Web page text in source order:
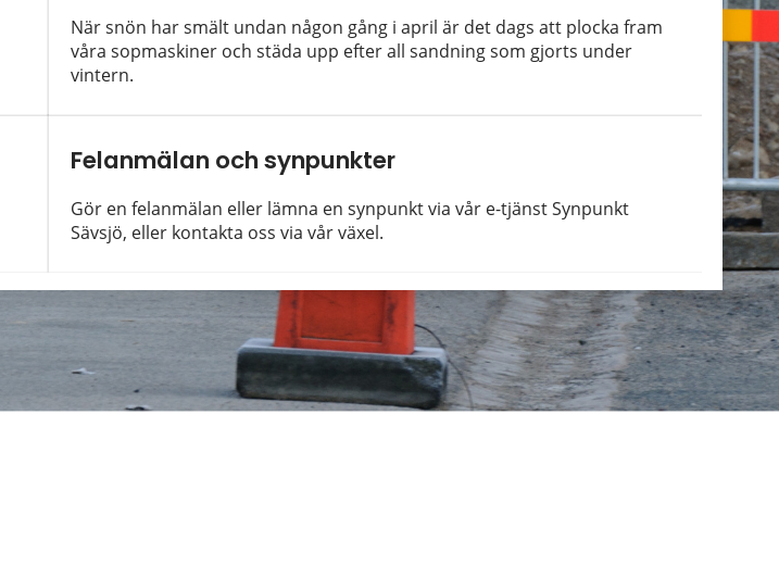
När snön har smält undan någon gång i april är det dags att plocka fram
våra sopmaskiner och städa upp efter all sandning som gjorts under
vintern.
Felanmälan och synpunkter
Gör en felanmälan eller lämna en synpunkt via vår e-tjänst Synpunkt
Sävsjö, eller kontakta oss via vår växel.